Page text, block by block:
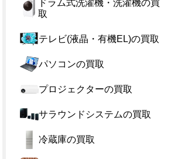
ドラム式洗濯機・洗濯機の買
取
テレビ(液晶・有機EL)の買取
パソコンの買取
プロジェクターの買取
サラウンドシステムの買取
冷蔵庫の買取